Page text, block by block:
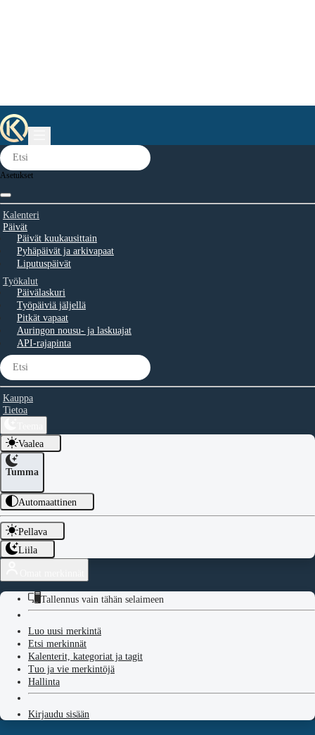
Asetukset
Kalenteri
Päivät
Päivät kuukausittain
Pyhäpäivät ja arkivapaat
Liputuspäivät
Työkalut
Päivälaskuri
Työpäiviä jäljellä
Pitkät vapaat
Auringon nousu- ja laskuajat
API-rajapinta
Kauppa
Tietoa
Vaalea
Tumma
Automaattinen
Pellava
Liila
Tallennus vain tähän selaimeen
Luo uusi merkintä
Etsi merkinnät
Kalenterit, kategoriat ja tagit
Tuo ja vie merkintöjä
Hallinta
Kirjaudu sisään